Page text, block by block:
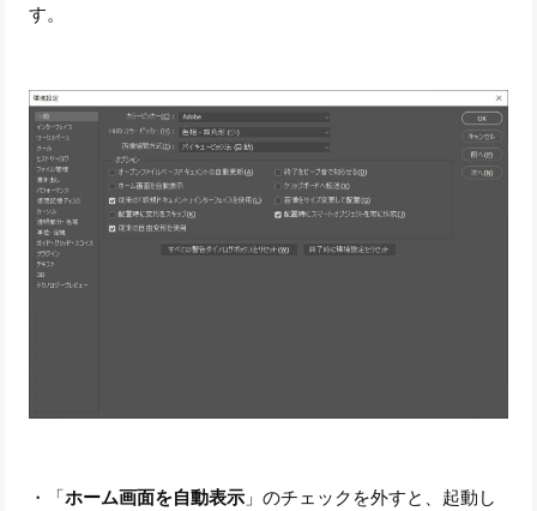
す。
・「ホーム画面を自動表示 」のチェックを外すと、起動し